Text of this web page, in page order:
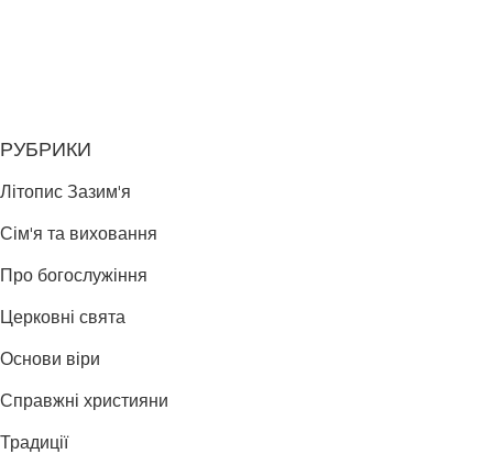
РУБРИКИ
Літопис Зазим'я
Сім'я та виховання
Про богослужіння
Церковні свята
Основи віри
Справжні християни
Традиції